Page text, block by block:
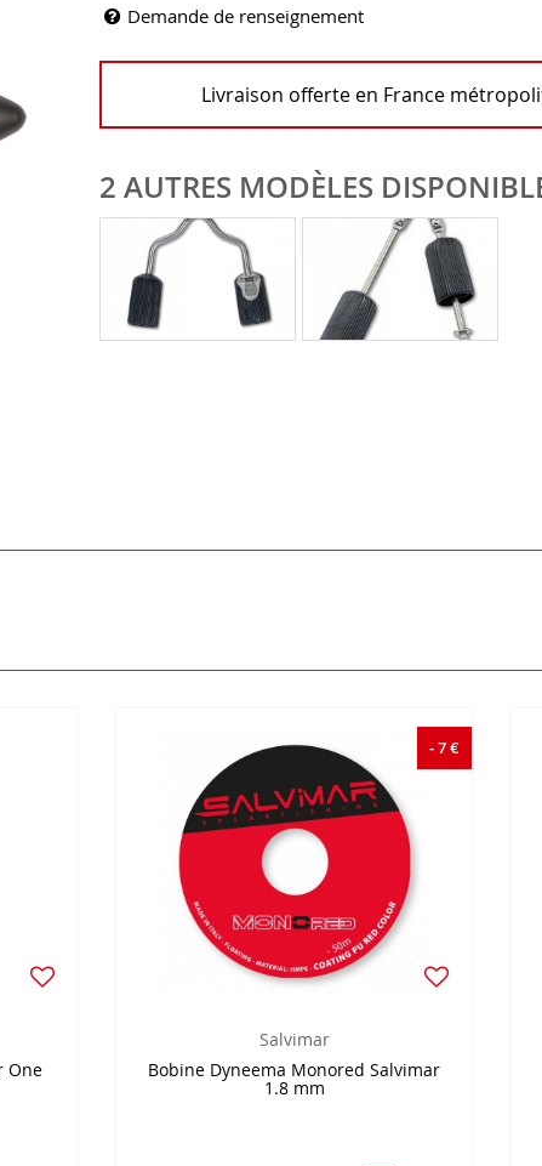
Demande de renseignement
Livraison offerte en France
2 AUTRES MODÈLES
One
- 7 €
Salvimar
Bobine Dyneema Monored Salvimar
1.8 mm